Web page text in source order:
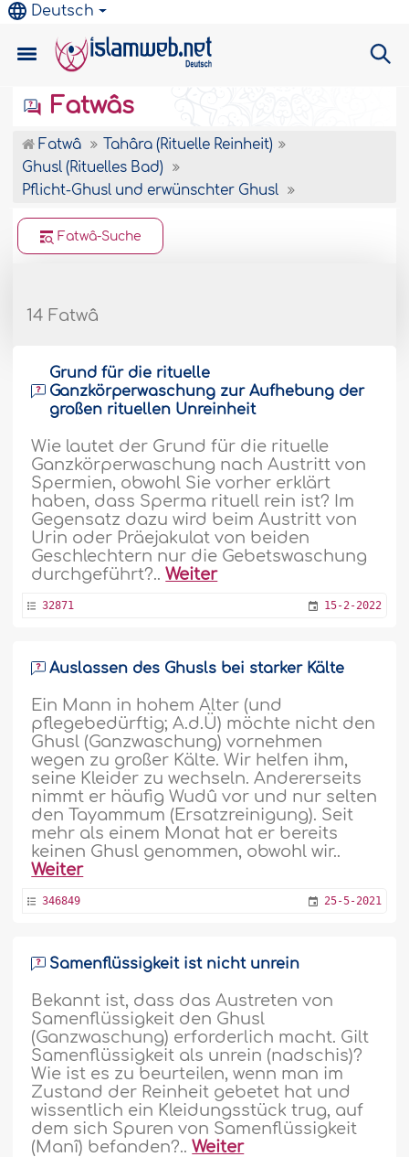
Deutsch
Fatwâs
Fatwâ
Tahâra (Rituelle Reinheit)
Ghusl (Rituelles Bad)
Pflicht-Ghusl und erwünschter Ghusl
Fatwâ-Suche
14 Fatwâ
Grund für die rituelle
Ganzkörperwaschung zur Aufhebung der
großen rituellen Unreinheit
Wie lautet der Grund für die rituelle
Ganzkörperwaschung nach Austritt von
Spermien, obwohl Sie vorher erklärt
haben, dass Sperma rituell rein ist? Im
Gegensatz dazu wird beim Austritt von
Urin oder Präejakulat von beiden
Geschlechtern nur die Gebetswaschung
durchgeführt?..Weiter
32871 15-2-2022
Auslassen des Ghusls bei starker Kälte
Ein Mann in hohem Alter (und
pflegebedürftig; A.d.Ü) möchte nicht den
Ghusl (Ganzwaschung) vornehmen
wegen zu großer Kälte. Wir helfen ihm,
seine Kleider zu wechseln. Andererseits
nimmt er häufig Wudû vor und nur selten
den Tayammum (Ersatzreinigung). Seit
mehr als einem Monat hat er bereits
keinen Ghusl genommen, obwohl wir..
Weiter
346849 25-5-2021
Samenflüssigkeit ist nicht unrein
Bekannt ist, dass das Austreten von
Samenflüssigkeit den Ghusl
(Ganzwaschung) erforderlich macht. Gilt
Samenflüssigkeit als unrein (nadschis)?
Wie ist es zu beurteilen, wenn man im
Zustand der Reinheit gebetet hat und
wissentlich ein Kleidungsstück trug, auf
dem sich Spuren von Samenflüssigkeit
(Manî) befanden?..Weiter